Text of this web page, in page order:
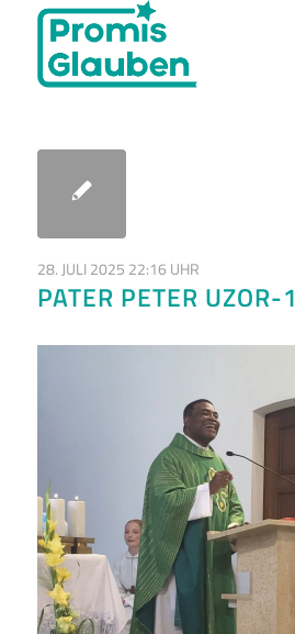
28. JULI 2025 22:16 UHR
PATER PETER UZOR-1